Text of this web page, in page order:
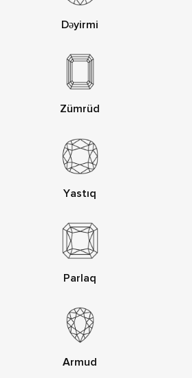
Dəyirmi
Zümrüd
Yastıq
Parlaq
Armud